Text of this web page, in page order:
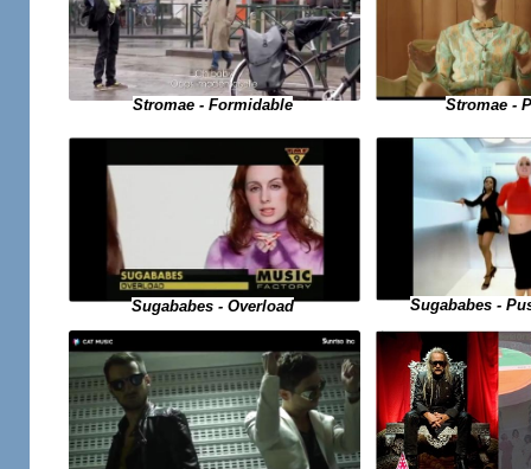
Stromae - Formidable Stromae -
Sugababes - Overload Sugababes -